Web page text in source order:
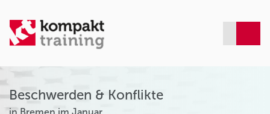
Beschwerden & Konflikte